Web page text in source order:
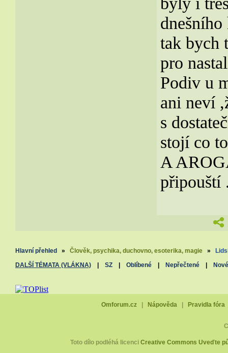
tak bych
pro
Podiv u
ani neví
s
stojí co
A
připouští
Hlavní přehled » Člověk, psychika, duchovno, esoterika, magie »
DALŠÍ TÉMATA (VLÁKNA)
SZ Oblíbené Nepřečtené Nové
Omforum.cz Nápověda Pravidla fóra
Toto dílo podléhá licenciCreative Commons Uveďte